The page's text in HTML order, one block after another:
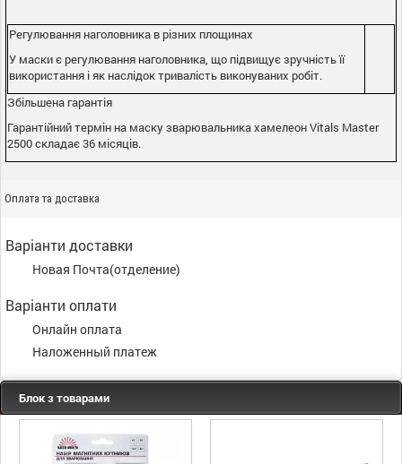
Регулювання наголовника в різних площинах
У маски є регулювання наголовника, що підвищує зручність її
використання і як наслідок тривалість виконуваних робіт.
Збільшена гарантія
Гарантійний термін на маску зварювальника хамелеон Vitals Master
2500 складає 36 місяців.
Оплата та доставка
Варіанти доставки
Новая Почта(отделение)
Варіанти оплати
Онлайн оплата
Наложенный платеж
Блок з товарами